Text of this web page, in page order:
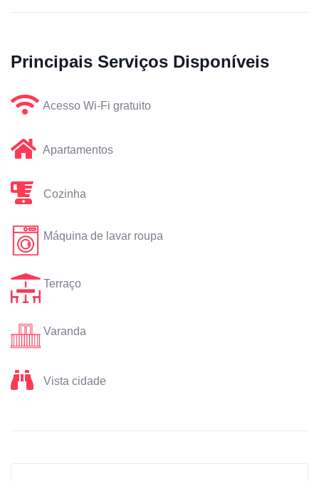
Principais Serviços Disponíveis
Acesso Wi-Fi gratuito
Apartamentos
Cozinha
Máquina de lavar roupa
Terraço
Varanda
Vista cidade